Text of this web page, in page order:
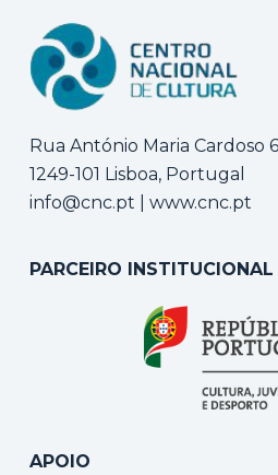
Rua António Maria Cardoso
1249-101 Lisboa, Portugal
info@cnc.pt
www.cnc.pt
PARCEIRO INSTITUCIONAL
APOIO